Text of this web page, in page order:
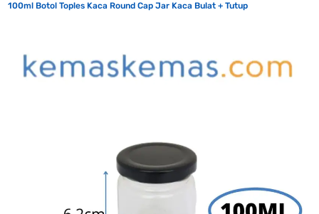
100ml Botol Toples Kaca Round Cap Jar Kaca Bulat + Tutup